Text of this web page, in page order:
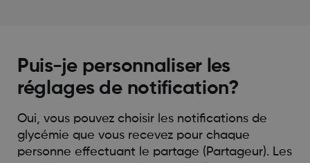
Puis-je personnaliser les
réglages de notification?
Oui, vous pouvez choisir les notifications de
glycémie que vous recevez pour chaque
personne effectuant le partage (Partageur). Les